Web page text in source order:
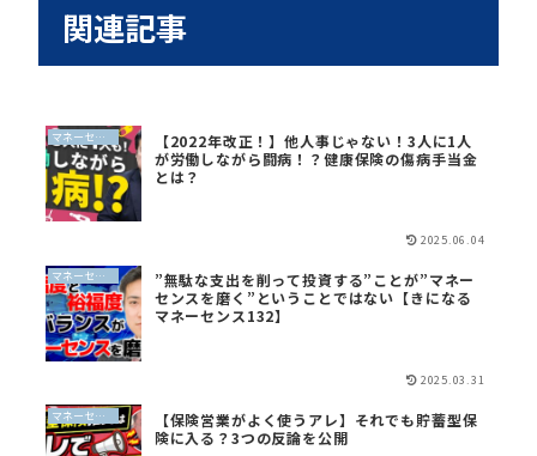
関連記事
マネーセンスイズム
【2022年改正！】他人事じゃない！3人に1人
が労働しながら闘病！？健康保険の傷病手当金
とは？
2025.06.04
マネーセンスイズム
”無駄な支出を削って投資する”ことが”マネー
センスを磨く”ということではない【きになる
マネーセンス132】
2025.03.31
マネーセンスイズム
【保険営業がよく使うアレ】それでも貯蓄型保
険に入る？3つの反論を公開